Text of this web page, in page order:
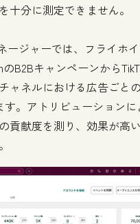
十分に測定できません。
ージャーでは、フライホ
のB2Bキャンペーンから
ャネルにおける広告ごと
す。アトリビューション
貢献度を測り、効果が高